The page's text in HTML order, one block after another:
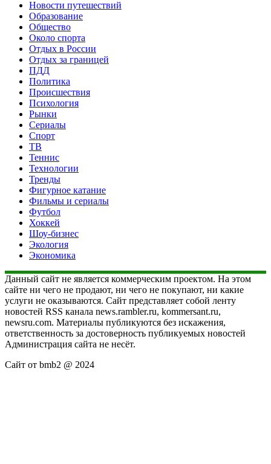
Новости путешествий
Образование
Общество
Около спорта
Отдых в России
Отдых за границей
ПДД
Политика
Происшествия
Психология
Рынки
Сериалы
Спорт
ТВ
Теннис
Технологии
Тренды
Фигурное катание
Фильмы и сериалы
Футбол
Хоккей
Шоу-бизнес
Экология
Экономика
Данный сайт не является коммерческим проектом. На этом
сайте ни чего не продают, ни чего не покупают, ни какие
услуги не оказываются. Сайт представляет собой ленту
новостей RSS канала news.rambler.ru, kommersant.ru,
newsru.com. Материалы публикуются без искажения,
ответственность за достоверность публикуемых новостей
Администрация сайта не несёт.
Сайт от bmb2 @ 2024